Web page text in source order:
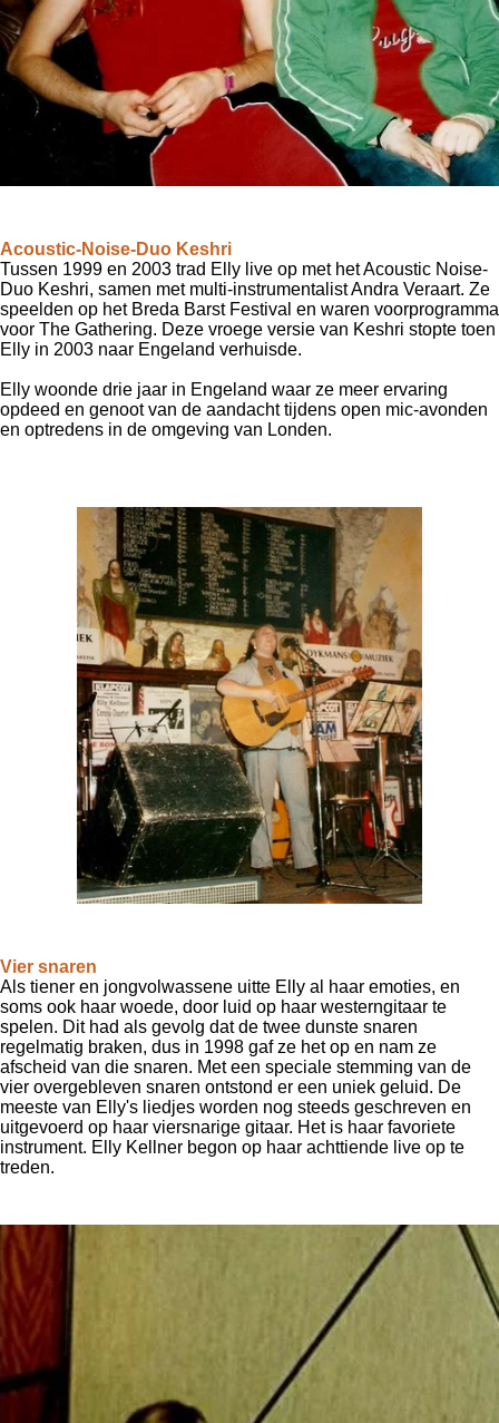
Acoustic-Noise-Duo Keshri
Tussen 1999 en 2003 trad Elly live op met het Acoustic Noise-
Duo Keshri, samen met multi-instrumentalist Andra Veraart. Ze
speelden op het Breda Barst Festival en waren voorprogramma
voor The Gathering. Deze vroege versie van Keshri stopte toen
Elly in 2003 naar Engeland verhuisde.
Elly woonde drie jaar in Engeland waar ze meer ervaring
opdeed en genoot van de aandacht tijdens open mic-avonden
en optredens in de omgeving van Londen.
Vier snaren
Als tiener en jongvolwassene uitte Elly al haar emoties, en
soms ook haar woede, door luid op haar westerngitaar te
spelen. Dit had als gevolg dat de twee dunste snaren
regelmatig braken, dus in 1998 gaf ze het op en nam ze
afscheid van die snaren. Met een speciale stemming van de
vier overgebleven snaren ontstond er een uniek geluid. De
meeste van Elly's liedjes worden nog steeds geschreven en
uitgevoerd op haar viersnarige gitaar. Het is haar favoriete
instrument. Elly Kellner begon op haar achttiende live op te
treden.